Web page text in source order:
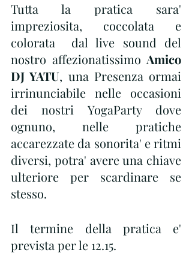
Tutta la pratica sara'
impreziosita, coccolata e
colorata  dal live sound del
nostro affezionatissimo Amico
DJ YATU, una Presenza ormai
irrinunciabile nelle occasioni
dei nostri YogaParty dove
ognuno, nelle pratiche
accarezzate da sonorita' e ritmi
diversi, potra' avere una chiave
ulteriore per scardinare se
stesso.
Il termine della pratica e'
prevista per le 12.15.